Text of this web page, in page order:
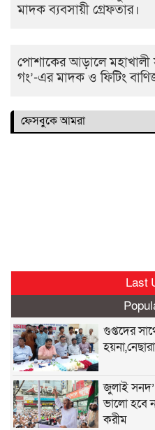
মাদক ব্যবসায়ী গ্রেফতার।
পোশাকের আড়ালে
গং’-এর মাদক ও ফিটিং
ফেসবুকে আমরা
Last
গুপ্তদের
জুলাই সনদ’
ভালো হবে
করীম